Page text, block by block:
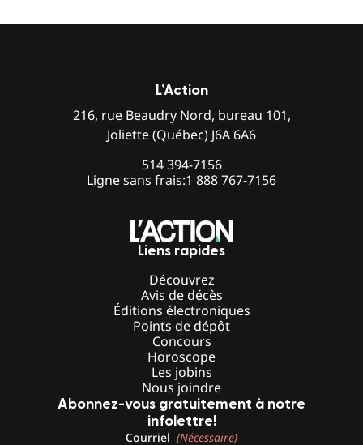
L’Action
216, rue Beaudry Nord, bureau 101,
Joliette (Québec) J6A 6A6
514 394-7156
Ligne sans frais:1 888 767-7156
Liens rapides
Découvrez
Avis de décès
Éditions électroniques
Points de dépôt
Concours
Horoscope
Les jobins
Nous joindre
Abonnez-vous gratuitement à notre
infolettre!
Courriel (Nécessaire)